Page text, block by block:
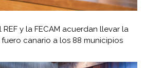
y la FECAM acuerdan llevar la
canario a los 88 municipios